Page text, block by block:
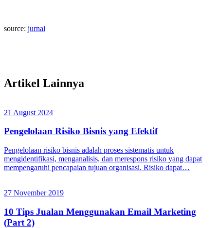
source: jurnal
Artikel Lainnya
21 August 2024
Pengelolaan Risiko Bisnis yang Efektif
Pengelolaan risiko bisnis adalah proses sistematis untuk
mengidentifikasi, menganalisis, dan merespons risiko yang dapat
mempengaruhi pencapaian tujuan organisasi. Risiko dapat…
27 November 2019
10 Tips Jualan Menggunakan Email Marketing
(Part 2)